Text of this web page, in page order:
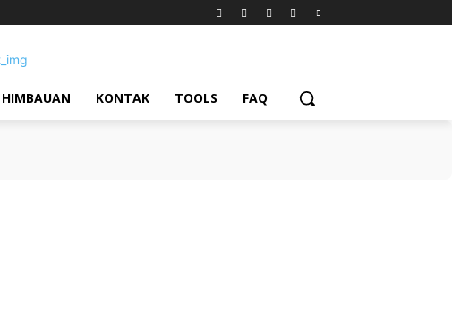
HIMBAUAN KONTAK TOOLS FAQ